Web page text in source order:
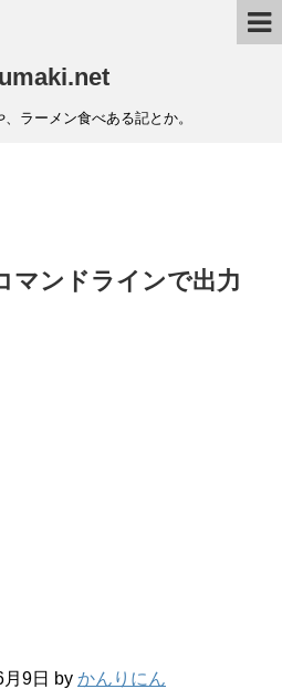
ラーメン食べある記とか。
マンドラインで出力
月9日 by かんりにん